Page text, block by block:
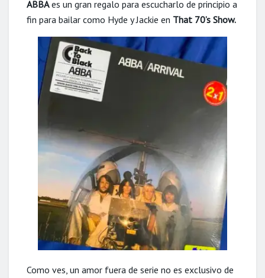
ABBAes un gran regalo para escucharlo de principio a
fin para bailar como Hyde y Jackie en That 70’s Show.
Como ves, un amor fuera de serie no es exclusivo de